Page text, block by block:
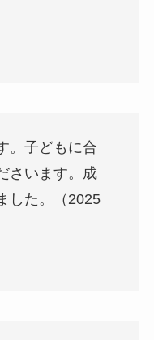
。子どもに合
さいます。成
した。（2025